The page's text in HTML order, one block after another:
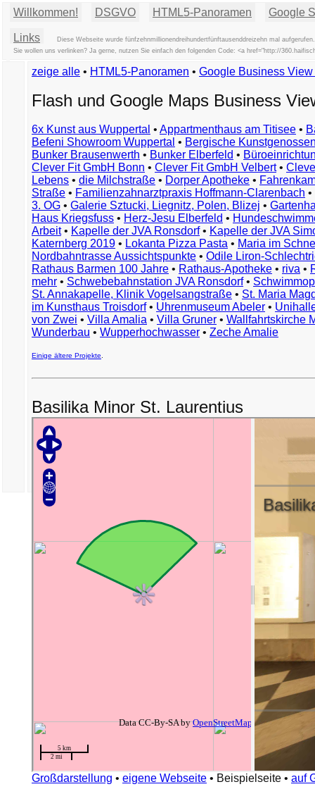
Willkommen! DSGVO HTML5-Panoramen Google
Links
Diese Webseite wurde fünfzehnmillionendreihundertfünftausenddreizehn mal
Sie wollen uns verlinken? Ja gerne, nutzen Sie einfach den folgenden Code: <a href="http://
zeige alle • HTML5-Panoramen • Google Business
Flash und Google Maps Business
6x Kunst aus Wuppertal • Appartmenthaus am Titisee •
Befeni Showroom Wuppertal • Bergische
Bunker Brausenwerth • Bunker Elberfeld •
Clever Fit GmbH Bonn • Clever Fit GmbH Velbert•
Lebens • die Milchstraße • Dorper Apotheke •
Straße • Familienzahnarztpraxis Hoffmann-Clarenbach •
3. OG • Galerie Sztucki, Liegnitz, Polen, Blizej •
Haus Kriegsfuss • Herz-Jesu Elberfeld •
Arbeit• Kapelle der JVA Ronsdorf• Kapelle der JVA
Katernberg 2019 • Lokanta Pizza Pasta • Maria im
Nordbahntrasse Aussichtspunkte • Odile Liron-
Rathaus Barmen 100 Jahre • Rathaus-Apotheke • riva •
mehr • Schwebebahnstation JVA Ronsdorf•
St. Annakapelle, Klinik Vogelsangstraße • St. Maria
im Kunsthaus Troisdorf• Uhrenmuseum Abeler •
von Zwei • Villa Amalia • Villa Gruner • Wallfahrtskirche
Wunderbau • Wupperhochwasser • Zeche Amalie
Einige ältere Projekte
Basilika Minor St. Laurentius
Großdarstellung • eigene Webseite • Beispielseite • auf